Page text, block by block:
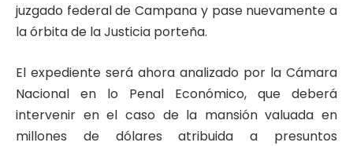
juzgado federal de Campana y pase nuevamente a
la órbita de la Justicia porteña.
El expediente será ahora analizado por la Cámara
Nacional en lo Penal Económico, que deberá
intervenir en el caso de la mansión valuada en
millones de dólares atribuida a presuntos